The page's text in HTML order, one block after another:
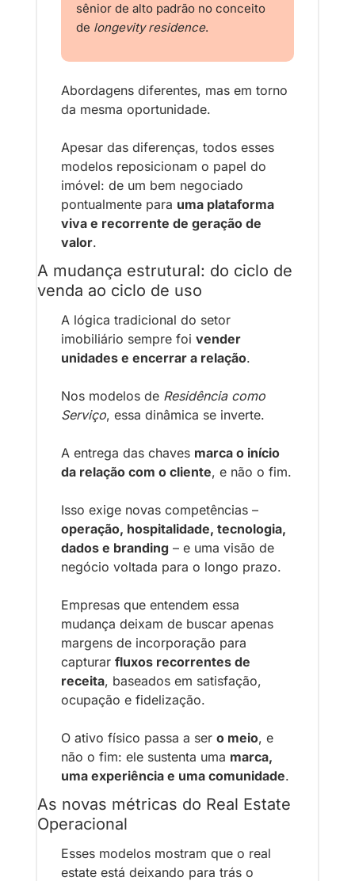
sênior de alto padrão no conceito
de longevity residence.
Abordagens diferentes, mas em torno
da mesma oportunidade.
Apesar das diferenças, todos esses
modelos reposicionam o papel do
imóvel: de um bem negociado
pontualmente para uma plataforma
viva e recorrente de geração de
valor.
A mudança estrutural: do ciclo de
venda ao ciclo de uso
A lógica tradicional do setor
imobiliário sempre foi vender
unidades e encerrar a relação.
Nos modelos de Residência como
Serviço, essa dinâmica se inverte.
A entrega das chaves marca o início
da relação com o cliente, e não o fim.
operação, hospitalidade, tecnologia,
dados e branding – e uma visão de
negócio voltada para o longo prazo.
Empresas que entendem essa
mudança deixam de buscar apenas
margens de incorporação para
capturar fluxos recorrentes de
receita, baseados em satisfação,
ocupação e fidelização.
O ativo físico passa a ser o meio, e
não o fim: ele sustenta uma marca,
uma experiência e uma comunidade.
As novas métricas do Real Estate
Operacional
Esses modelos mostram que o real
estate está deixando para trás o